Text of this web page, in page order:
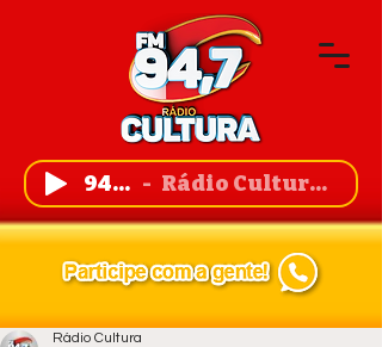
94,7 FM Rádio Cultura de Guanambi
Rádio Cultura